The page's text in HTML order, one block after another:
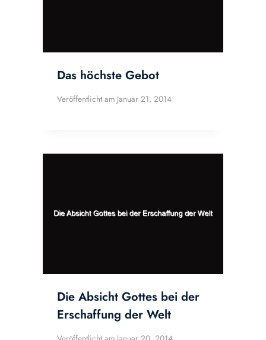
Das höchste Gebot
Veröffentlicht am Januar 21, 2014
Die Absicht Gottes bei der
Erschaffung der Welt